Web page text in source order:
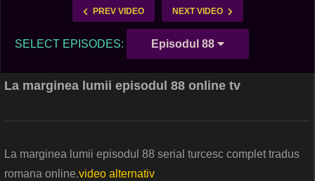
PREV VIDEO NEXT VIDEO
SELECT EPISODES: Episodul 88
La marginea lumii episodul 88 online tv
La marginea lumii episodul 88 serial turcesc complet tradus
romana online.video alternativ